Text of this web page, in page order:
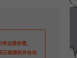
运营所需。
正版授权并合法